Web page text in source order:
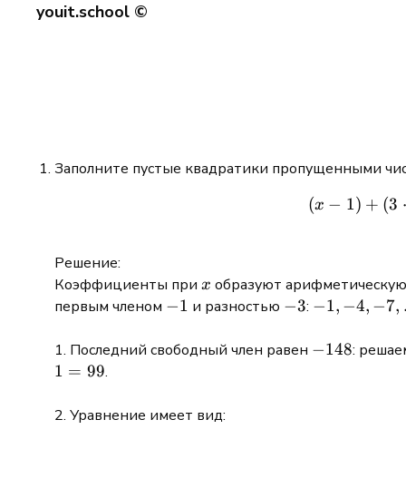
youit.school ©
Заполните пустые квадратики пропущенными
(x − 1) + (3 ⋅
Решение:
Коэффициенты при x
x образуют
первым членом -1
−1 и разностью -3
−3: -1, -4,
\dots,
−1, −4, −7,
1. Последний свободный член равен -148
−148:
1 = 99.
2. Уравнение имеет вид: